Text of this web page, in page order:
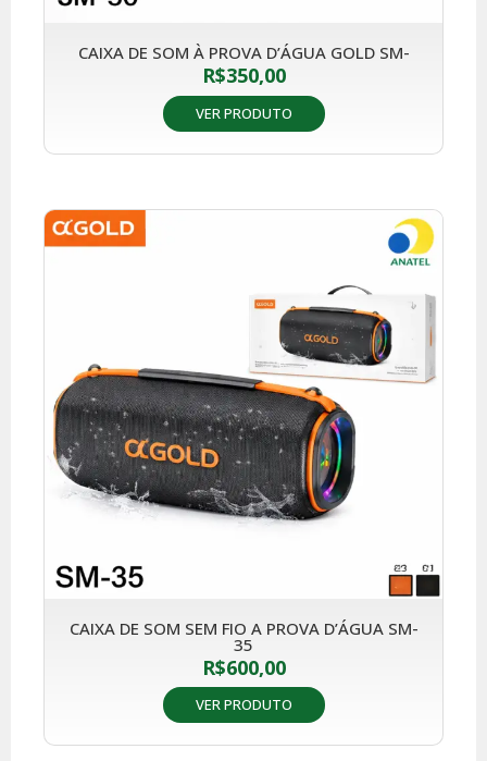
CAIXA DE SOM À PROVA D’ÁGUA GOLD SM-
R$350,00
VER PRODUTO
CAIXA DE SOM SEM FIO A PROVA D’ÁGUA SM-
35
R$600,00
VER PRODUTO